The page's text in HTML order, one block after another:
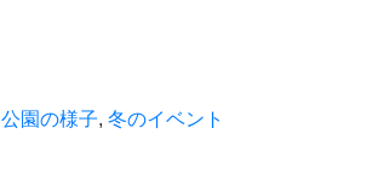
公園の様子, 冬のイベント